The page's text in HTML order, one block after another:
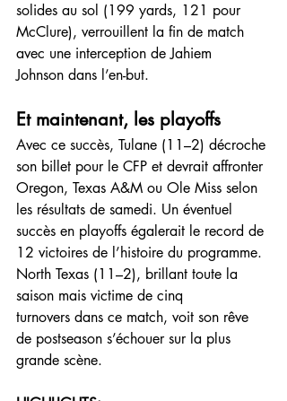
solides au sol (199 yards, 121 pour
McClure), verrouillent la fin de match
avec une interception de Jahiem
Johnson dans l’en-but.
Et maintenant, les playoffs
Avec ce succès, Tulane (11–2) décroche
son billet pour le CFP et devrait affronter
Oregon, Texas A&M ou Ole Miss selon
les résultats de samedi. Un éventuel
succès en playoffs égalerait le record de
12 victoires de l’histoire du programme.
North Texas (11–2), brillant toute la
saison mais victime de cinq
turnovers dans ce match, voit son rêve
de postseason s’échouer sur la plus
grande scène.